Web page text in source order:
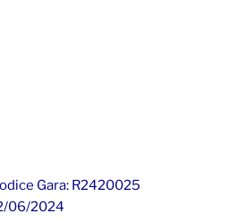
Gara: R2420025
06/2024